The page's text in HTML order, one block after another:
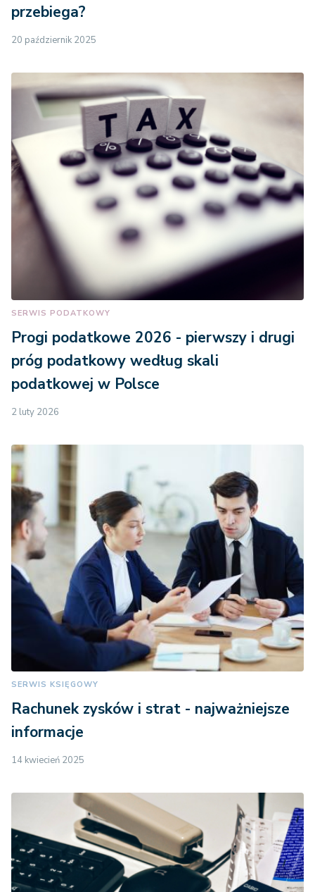
przebiega?
20 październik 2025
SERWIS PODATKOWY
Progi podatkowe 2026 - pierwszy i drugi
próg podatkowy według skali
podatkowej w Polsce
2 luty 2026
SERWIS KSIĘGOWY
Rachunek zysków i strat - najważniejsze
informacje
14 kwiecień 2025